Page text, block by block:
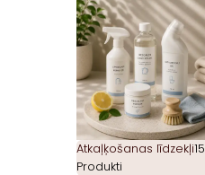
Atkaļķošanas līdzekļi15
Produkti